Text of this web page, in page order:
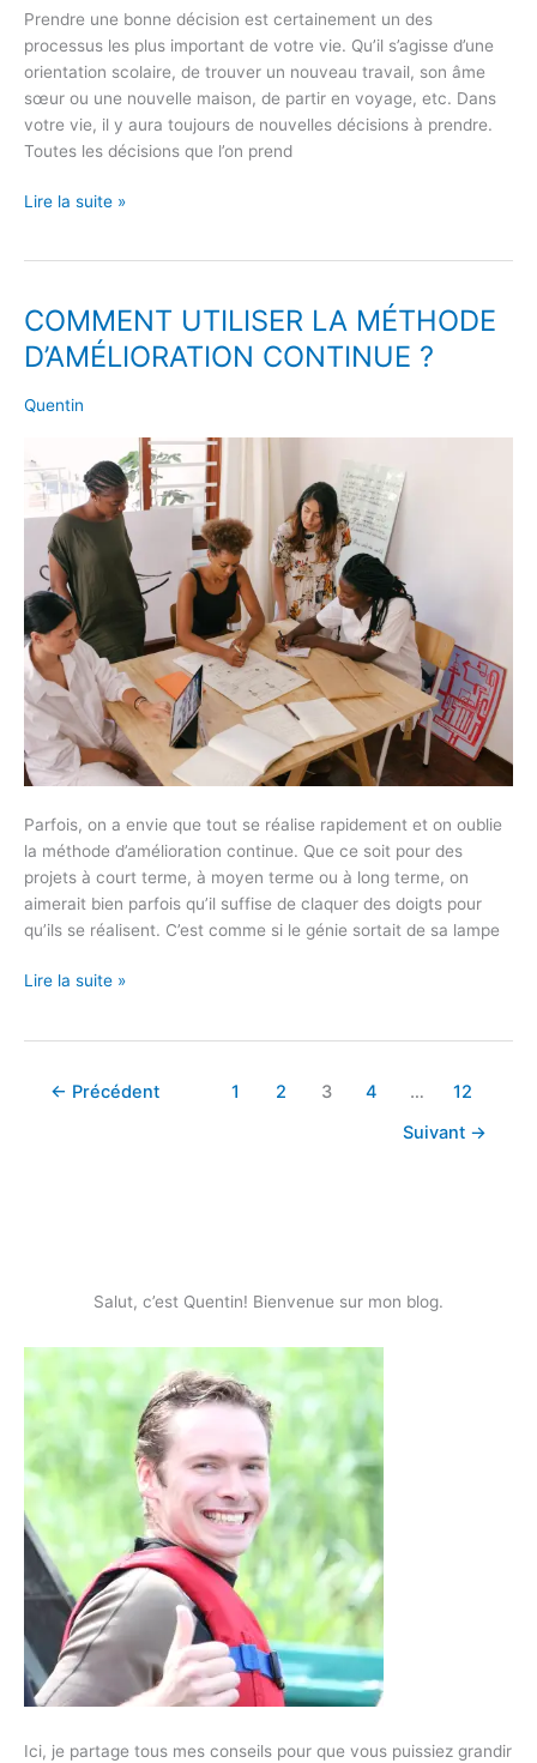
Prendre une bonne décision est certainement un des
processus les plus important de votre vie. Qu’il s’agisse d’une
orientation scolaire, de trouver un nouveau travail, son âme
sœur ou une nouvelle maison, de partir en voyage, etc. Dans
votre vie, il y aura toujours de nouvelles décisions à prendre.
Toutes les décisions que l’on prend
Lire la suite »
COMMENT UTILISER LA MÉTHODE
D’AMÉLIORATION CONTINUE ?
Quentin
Parfois, on a envie que tout se réalise rapidement et on oublie
la méthode d’amélioration continue. Que ce soit pour des
projets à court terme, à moyen terme ou à long terme, on
aimerait bien parfois qu’il suffise de claquer des doigts pour
qu’ils se réalisent. C’est comme si le génie sortait de sa lampe
COMMENT
UTILISER
LA
MÉTHODE
?
Lire la suite »
← Précédent 1 2 3 4 …
12
Suivant →
Salut, c’est Quentin! Bienvenue sur mon blog.
Ici, je partage tous mes conseils pour que vous puissiez grandir